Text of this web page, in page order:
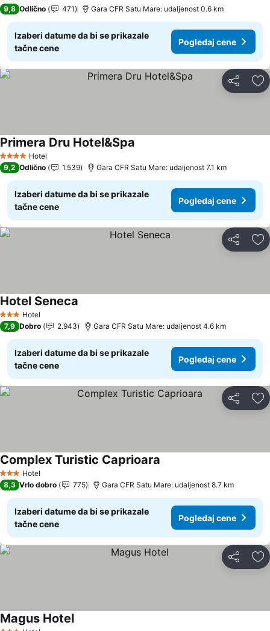
9,8 Odlično 471 Gara CFR Satu Mare: udaljenost 0.6 km
Izaberi datume da bi se prikazale
tačne cene
Pogledaj cene
Deli
4 ZvezdiceHotel
Primera Dru Hotel&Spa
9,2 Odlično 1.539 Gara CFR Satu Mare: udaljenost 7.1 km
Izaberi datume da bi se prikazale
tačne cene
Pogledaj cene
Deli
3 Zvezdice
Hotel
Hotel Seneca
7,9 Dobro 2.943 Gara CFR Satu Mare: udaljenost 4.6 km
Izaberi datume da bi se prikazale
tačne cene
Pogledaj cene
Deli
3 Zvezdice
Hotel
Complex Turistic Caprioara
8,3 Vrlo dobro 775 Gara CFR Satu Mare: udaljenost 8.7 km
Izaberi datume da bi se prikazale
tačne cene
Pogledaj cene
Deli
Magus HotelPogledaj cene